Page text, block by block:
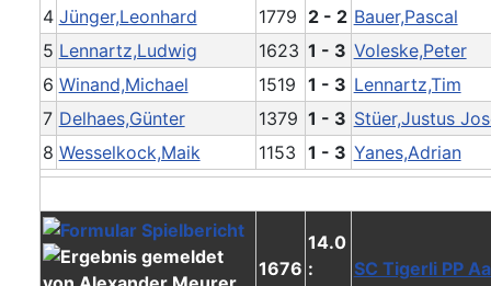
4 Jünger,Leonhard 1779 2 - 2 Bauer,Pascal
5 Lennartz,Ludwig 1623 1 - 3 Voleske,Peter
6 Winand,Michael 1519 1 - 3 Lennartz,Tim
7 Delhaes,Günter 1379 1 - 3 Stüer,Justus
8 Wesselkock,Maik 1153 1 - 3 Yanes,Adrian
1676
14.0
:
SC Tigerli PP